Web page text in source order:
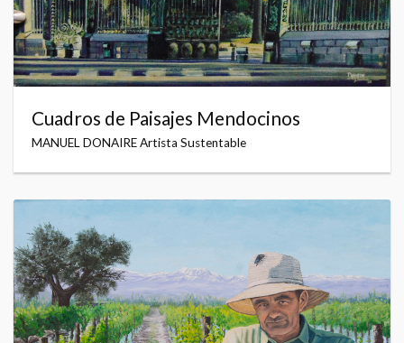
Cuadros de Paisajes Mendocinos
MANUEL DONAIRE Artista Sustentable